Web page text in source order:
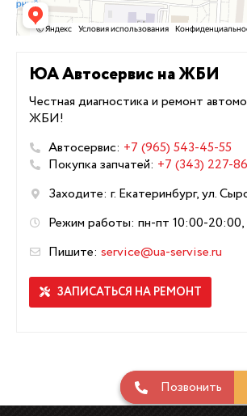
ЮА Автосервис на ЖБИ
Честная диагностика и ремонт
ЖБИ!
Автосервис: +7 (965) 543-45-55
Покупка запчатей: +7 (343) 227-
Заходите: г. Екатеринбург, ул.
Режим работы: пн-пт 10:00-20:00,
Пишите: service@ua-servise.ru
ЗАПИСАТЬСЯ НА РЕМОНТ
Позвонить